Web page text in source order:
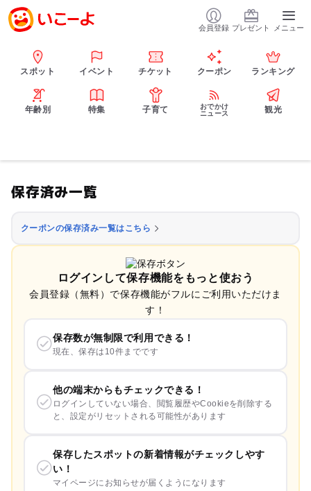
会員登録 プレゼント メニュー
スポット イベント チケット クーポン ランキング
年齢別 特集 子育て
おでかけ
ニュース
観光
保存済み一覧
クーポンの保存済み一覧はこちら
ログインして保存機能をもっと使おう
会員登録（無料）で保存機能がフルにご利用いただけま
す！
保存数が無制限で利用できる！
現在、保存は10件までです
他の端末からもチェックできる！
ログインしていない場合、閲覧履歴やCookieを削除する
と、設定がリセットされる可能性があります
保存したスポットの新着情報がチェックしやす
い！
マイページにお知らせが届くようになります